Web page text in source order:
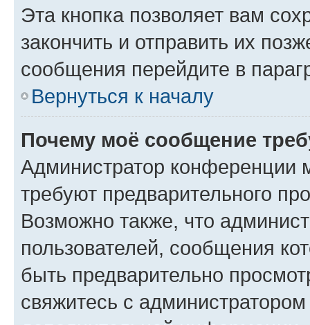
Эта кнопка позволяет вам
закончить и отправить их
сообщения перейдите в
Вернуться к началу
Почему моё сообщение
Администратор конференции
требуют предварительного
Возможно также, что
пользователей, сообщения
быть предварительно
свяжитесь с